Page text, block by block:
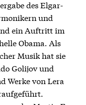
des Elgar-
und
ein Auftritt im
Obama. Als
Musik hat sie
Golijov und
Werke von Lera